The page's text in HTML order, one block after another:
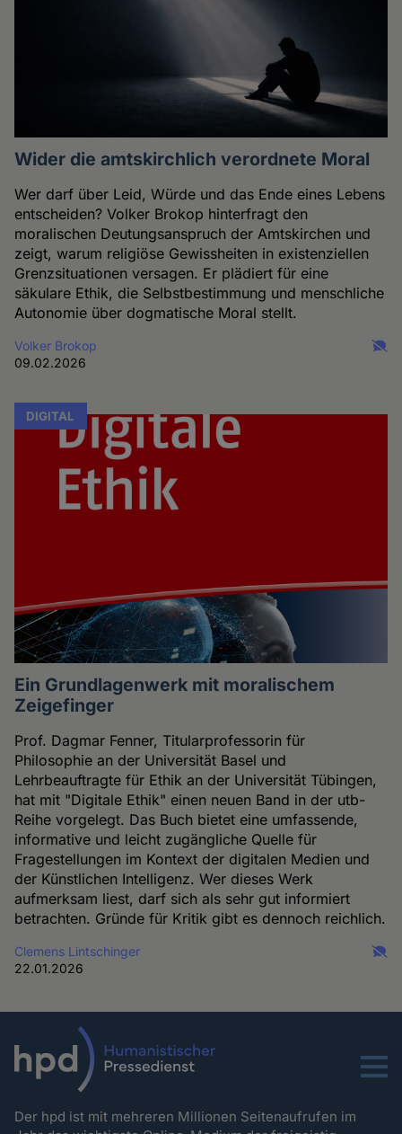
Wider die amtskirchlich verordnete Moral
Wer darf über Leid, Würde und das Ende eines Lebens
entscheiden? Volker Brokop hinterfragt den
moralischen Deutungsanspruch der Amtskirchen und
zeigt, warum religiöse Gewissheiten in existenziellen
Grenzsituationen versagen. Er plädiert für eine
säkulare Ethik, die Selbstbestimmung und menschliche
Autonomie über dogmatische Moral stellt.
Volker Brokop
09.02.2026
DIGITAL
Ein Grundlagenwerk mit moralischem
Zeigefinger
Prof. Dagmar Fenner, Titularprofessorin für
Philosophie an der Universität Basel und
Lehrbeauftragte für Ethik an der Universität Tübingen,
hat mit "Digitale Ethik" einen neuen Band in der utb-
Reihe vorgelegt. Das Buch bietet eine umfassende,
informative und leicht zugängliche Quelle für
Fragestellungen im Kontext der digitalen Medien und
der Künstlichen Intelligenz. Wer dieses Werk
aufmerksam liest, darf sich als sehr gut informiert
betrachten. Gründe für Kritik gibt es dennoch reichlich.
Clemens Lintschinger
22.01.2026
Menu
Der hpd ist mit mehreren Millionen Seitenaufrufen im